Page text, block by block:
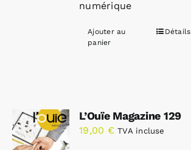
numérique
Ajouter au
panier
Détails
L’Ouïe Magazine 129
19,00 € TVA incluse